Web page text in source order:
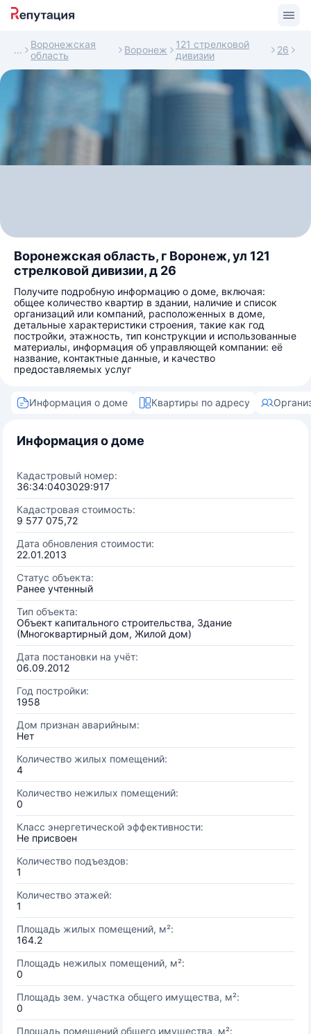
Воронежская
область
Воронеж
121 стрелковой
дивизии
26
Воронежская область, г Воронеж, ул 121
стрелковой дивизии, д 26
Получите подробную информацию о доме, включая:
общее количество квартир в здании, наличие и список
организаций или компаний, расположенных в доме,
детальные характеристики строения, такие как год
постройки, этажность, тип конструкции и использованные
материалы, информация об управляющей компании: её
название, контактные данные, и качество
предоставляемых услуг
Информация о доме Квартиры по адресу
Информация о доме
Кадастровый номер:
36:34:0403029:917
Кадастровая стоимость:
9 577 075,72
Дата обновления стоимости:
22.01.2013
Статус объекта:
Ранее учтенный
Тип объекта:
Объект капитального строительства, Здание
(Многоквартирный дом, Жилой дом)
Дата постановки на учёт:
06.09.2012
Год постройки:
1958
Дом признан аварийным:
Нет
Количество жилых помещений:
4
Количество нежилых помещений:
0
Класс энергетической эффективности:
Не присвоен
Количество подъездов:
1
Количество этажей:
1
Площадь жилых помещений, м²:
164.2
Площадь нежилых помещений, м²:
0
Площадь зем. участка общего имущества, м²:
0
Площадь помещений общего имущества, м²: